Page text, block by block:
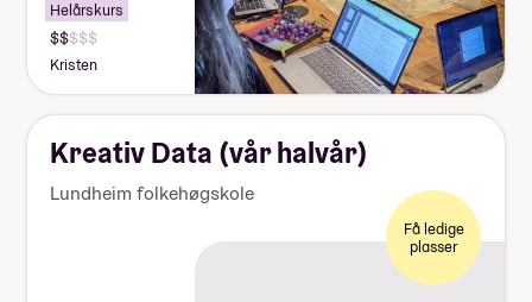
Helårskurs
Kristen
Kreativ Data (vår halvår)
Lundheim folkehøgskole
Få ledige
plasser